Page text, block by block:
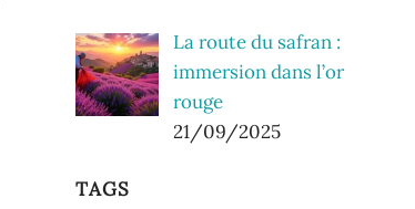
La route du safran :
immersion dans l’or
rouge
21/09/2025
TAGS